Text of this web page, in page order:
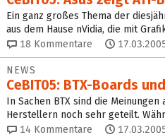
Ein ganz großes Thema der
aus dem Hause nVidia, die mit
18 Kommentare
NEWS
CeBIT05: BTX-Boards
In Sachen BTX sind die
Herstellern noch sehr geteilt.
14 Kommentare